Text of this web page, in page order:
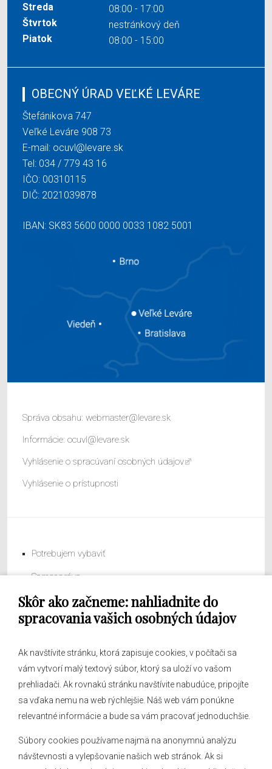
Skôr ako začneme: nahliadnite do
spracovania vašich osobných údajov
Ak navštívite stránku, ktorá zapisuje cookies, v počítači sa
vám vytvorí malý textový súbor, ktorý sa uloží vo vašom
prehliadači. Ak rovnakú stránku navštívite nabudúce, pripojíte
sa vďaka nemu na web rýchlejšie. Náš web vám ponúkne
relevantné informácie a bude sa vám pracovať jednoduchšie.
Súbory cookies používame najmä na anonymnú analýzu
návštevnosti a vylepšovanie našich web stránok. Ak si
Streda
08:00 - 17:00
Štvrtok
nestránkový deň
Piatok
08:00 - 15:00
OBECNÝ ÚRAD VEĽKÉ LEVÁRE
Štefánikova 747
Veľké Leváre 908 73
E-mail: ocuvl@levare.sk
Tel: 034 / 779 43 16
IČO: 00310115
DIČ: 2021039878
IBAN: SK83 5600 0000 0033 1082 5001
Správa obsahu: webmaster@levare.sk
Informácie: ocuvl@levare.sk
Vyhlásenie o spracúvaní osobných údajov
Vyhlásenie o prístupnosti
Potrebujem vybaviť
Samospráva
Obecný úrad
O obci
Hlásenia obecného rozhlasu